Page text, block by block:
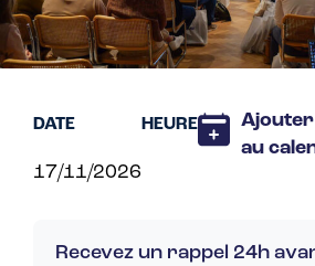
DATE
17/11/2026
HEURE
Ajouter
au
Recevez un rappel 24h